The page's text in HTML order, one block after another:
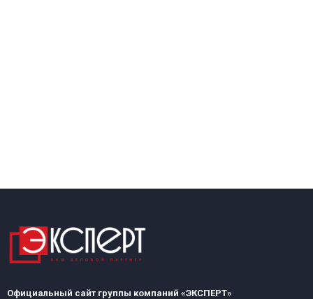
Официальный сайт группы компаний «ЭКСПЕРТ»